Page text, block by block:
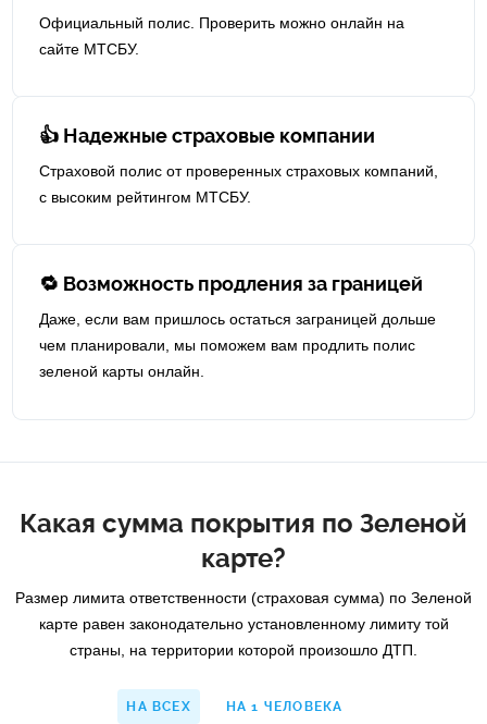
Официальный полис. Проверить можно онлайн на
сайте МТСБУ.
👍 Надежные страховые компании
Страховой полис от проверенных страховых компаний,
с высоким рейтингом МТСБУ.
🔁 Возможность продления за границей
Даже, если вам пришлось остаться заграницей дольше
чем планировали, мы поможем вам продлить полис
зеленой карты онлайн.
Какая сумма покрытия по Зеленой
карте?
Размер лимита ответственности (страховая сумма) по Зеленой
карте равен законодательно установленному лимиту той
страны, на территории которой произошло ДТП.
НА ВСЕХ НА 1 ЧЕЛОВЕКА